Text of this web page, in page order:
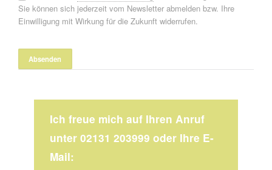
Sie können sich jederzeit vom Newsletter abmelden bzw. Ihre
Einwilligung mit Wirkung für die Zukunft widerrufen.
Ich freue mich auf Ihren Anruf
unter 02131 203999 oder Ihre E-
Mail: